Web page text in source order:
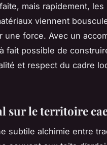
mais rapidement,
viennent
force. Avec un
fait possible de
et respect du cadre
sur le territoire
subtile alchimie entre